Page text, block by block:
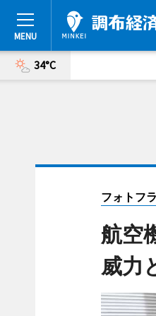
34°C
フォトフ
航空
威力